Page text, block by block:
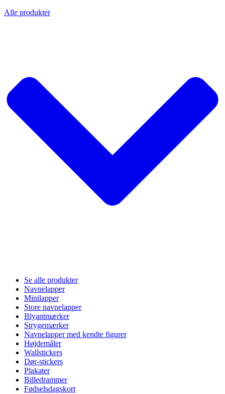
Alle produkter
Se alle produkter
Navnelapper
Minilapper
Store navnelapper
Blyantmærker
Strygemærker
Navnelapper med kendte figurer
Højdemåler
Wallstickers
Dør-stickers
Plakater
Billedrammer
Fødselsdagskort